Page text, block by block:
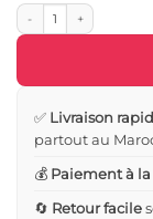
quantité de Ceinture
✅ Livraison
partout au
💰 Paiement à
🔄 Retour facile